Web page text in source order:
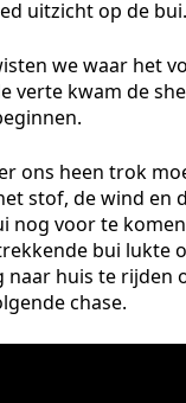
uitzicht op de bui.
we waar het
verte kwam de
ons heen trok
stof, de wind en
nog voor te
bui lukte
naar huis te rijden
chase.